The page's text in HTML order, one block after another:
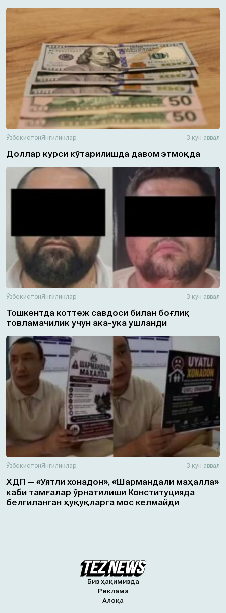
ЎзбекистонЯнгиликлар 3 кун аввал
Доллар курси кўтарилишда давом этмоқда
ЎзбекистонЯнгиликлар 3 кун аввал
Тошкентда коттеж савдоси билан боғлиқ
товламачилик учун ака-ука ушланди
ЎзбекистонЯнгиликлар 3 кун аввал
ХДП — «Уятли хонадон», «Шармандали маҳалла»
каби тамғалар ўрнатилиши Конституцияда
белгиланган ҳуқуқларга мос келмайди
Биз ҳақимизда
Реклама
Алоқа